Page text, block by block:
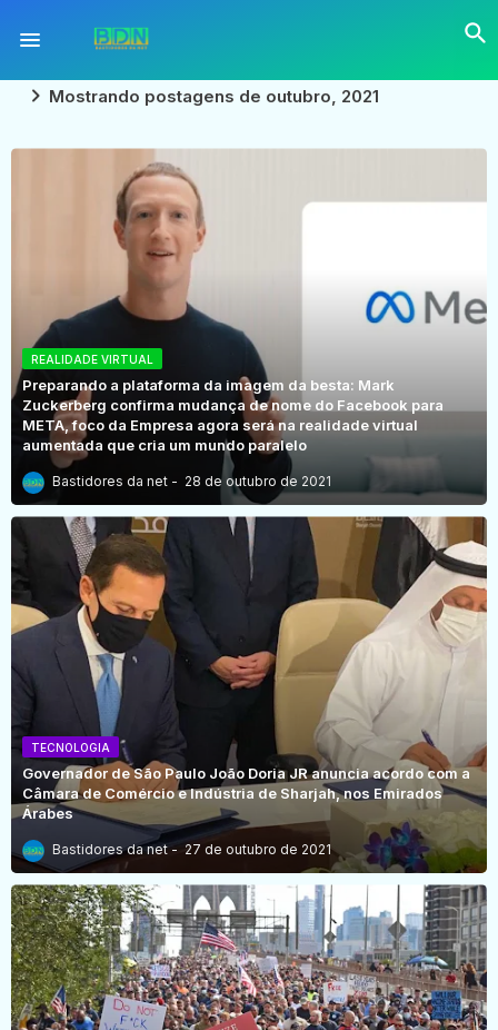
Mostrando postagens de outubro, 2021
REALIDADE VIRTUAL
Preparando a plataforma da imagem da besta: Mark
Zuckerberg confirma mudança de nome do Facebook para
META, foco da Empresa agora será na realidade virtual
aumentada que cria um mundo paralelo
Bastidores da net 28 de outubro de 2021
TECNOLOGIA
Governador de São Paulo João Doria JR anuncia acordo com a
Câmara de Comércio e Indústria de Sharjah, nos Emirados
Árabes
Bastidores da net 27 de outubro de 2021